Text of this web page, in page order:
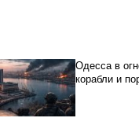
Одесса в
корабли и